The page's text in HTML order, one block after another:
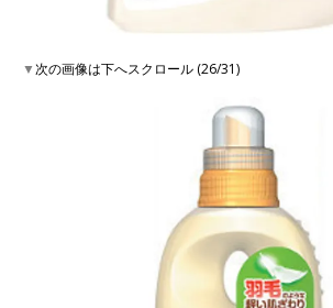
▼次の画像は下へスクロール (26/31)